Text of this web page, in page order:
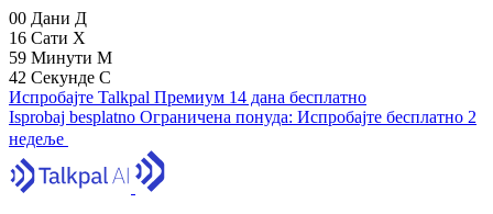
00 Дани Д
16 Сати Х
59 Минути М
41 Секунде С
Испробајте Talkpal Премиум 14 дана бесплатно
Isprobaj besplatno Ограничена понуда: Испробајте бесплатно 2
недеље